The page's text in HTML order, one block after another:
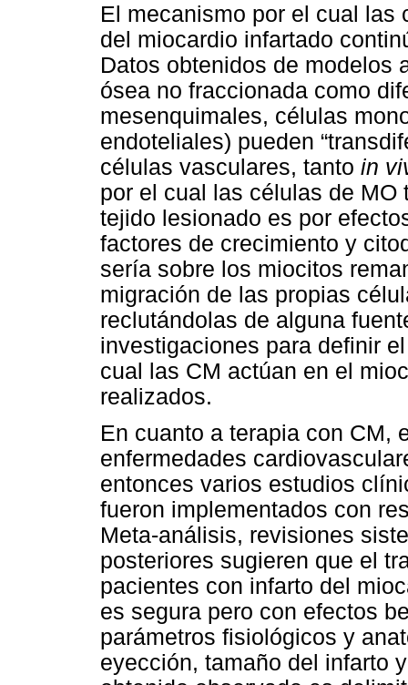
El mecanismo por el cual las
del miocardio infartado
Datos obtenidos de modelos
ósea no fraccionada como
mesenquimales, células
endoteliales) pueden
células vasculares, tanto in
por el cual las células de
tejido lesionado es por
factores de crecimiento y
sería sobre los miocitos
migración de las propias
reclutándolas de alguna
investigaciones para definir
cual las CM actúan en el
realizados.
En cuanto a terapia con CM,
enfermedades
entonces varios estudios
fueron implementados con
Meta-análisis, revisiones
posteriores sugieren que el
pacientes con infarto del
es segura pero con efectos
parámetros fisiológicos y
eyección, tamaño del infarto